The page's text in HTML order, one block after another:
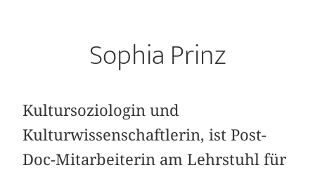
Sophia Prinz
Kultursoziologin und
Kulturwissenschaftlerin, ist Post-
Doc-Mitarbeiterin am Lehrstuhl für